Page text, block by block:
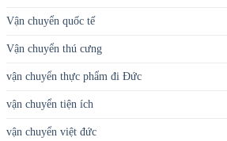
Vận chuyển quốc tế
Vận chuyển thú cưng
vận chuyển thực phẩm đi Đức
vận chuyển tiện ích
vận chuyển việt đức